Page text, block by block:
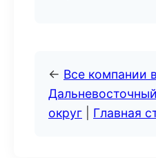
← Все компании
округ
Главная